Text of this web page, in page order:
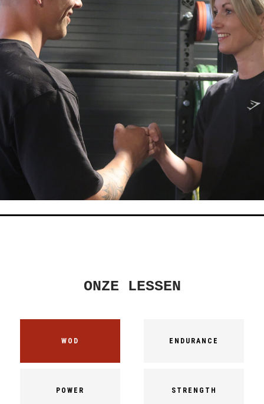
ONZE LESSEN
WOD ENDURANCE
POWER STRENGTH